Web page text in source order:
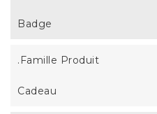
Badge
.Famille Produit
Cadeau